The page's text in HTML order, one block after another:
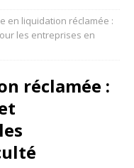
en liquidation réclamée :
les entreprises en
réclamée :